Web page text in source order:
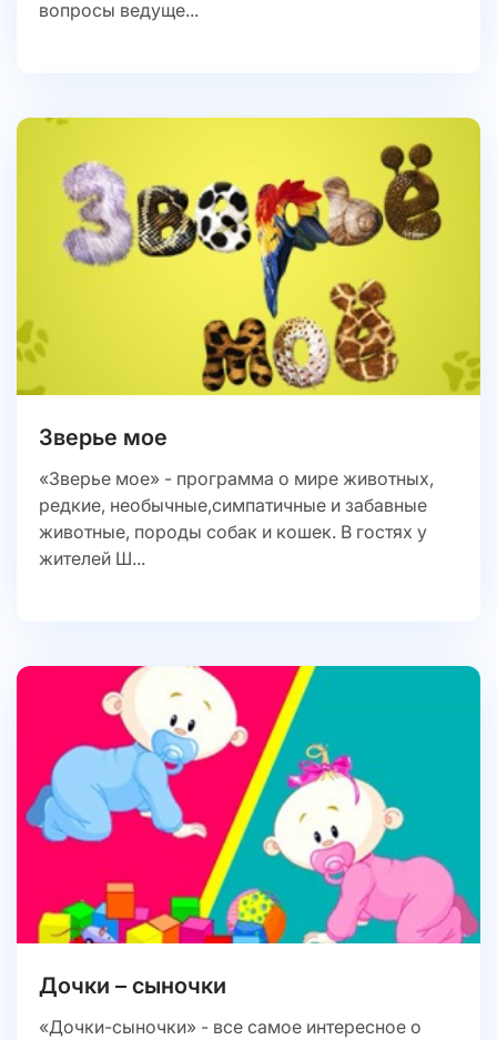
вопросы ведуще...
Зверье мое
«Зверье мое» - программа о мире животных,
редкие, необычные,симпатичные и забавные
животные, породы собак и кошек. В гостях у
жителей Ш...
Дочки – сыночки
«Дочки-сыночки» - все самое интересное о